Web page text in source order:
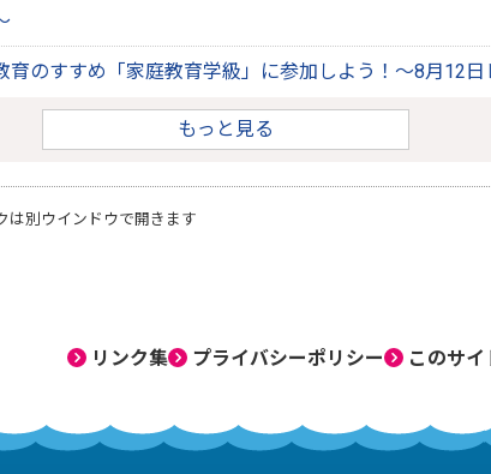
育のすすめ「家庭教育学級」に参加しよう！～8月12日
もっと見る
は別ウインドウで開きます
リンク集 プライバシーポリシー このサイ